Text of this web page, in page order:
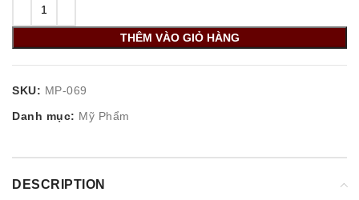
THÊM VÀO GIỎ HÀNG
SKU: MP-069
Danh mục: Mỹ Phẩm
DESCRIPTION